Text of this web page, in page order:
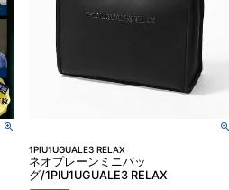
1PIU1UGUALE3 RELAX
ネオプレーンミニバッ
グ/1PIU1UGUALE3 RELAX